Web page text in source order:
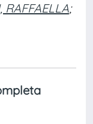
RAFFAELLA;